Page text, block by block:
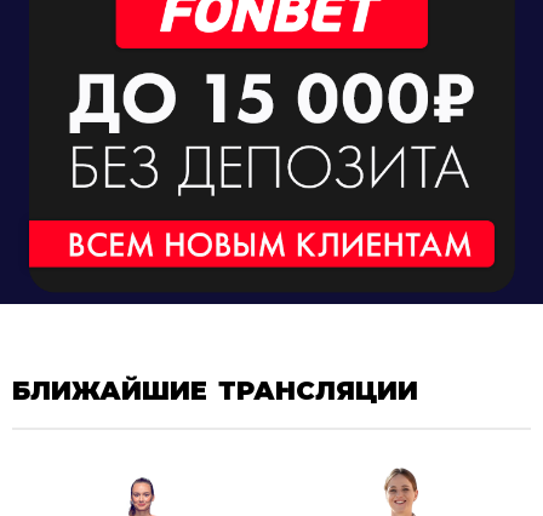
БЛИЖАЙШИЕ ТРАНСЛЯЦИИ